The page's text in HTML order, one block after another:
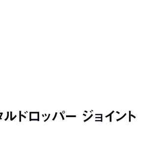
ドロッパー ジョイント